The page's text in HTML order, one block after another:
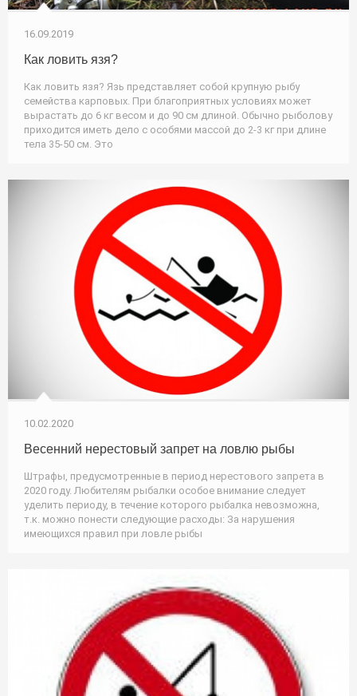
16.09.2019
Как ловить язя?
Как ловить язя? Язь представляет собой крупную рыбу
семейства карповых. При благоприятных условиях может
вырастать до 6 кг весом и до 90 см длиной. Обычно рыболову
приходится иметь дело с особями массой до 2-3 кг при длине
тела 35-50 см. Это
10.02.2020
Весенний нерестовый запрет на ловлю рыбы
Штрафы, предусмотренные в период нерестового запрета в
2020 году. Любителям рыбалки особое внимание следует
уделить периоду, в течение которого рыбалка невозможна,
т.к. можно понести следующие расходы: За нарушения
имеющихся правил при ловле рыбы